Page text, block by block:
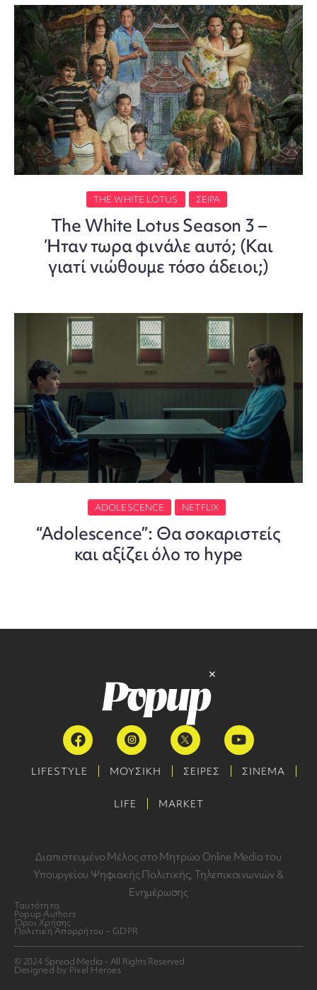
THE WHITE LOTUS ΣΕΙΡΑ
The White Lotus Season 3 –
Ήταν τωρα φινάλε αυτό; (Και
γιατί νιώθουμε τόσο άδειοι;)
ADOLESCENCE NETFLIX
“Adolescence”: Θα σοκαριστείς
και αξίζει όλο το hype
LIFESTYLE ΜΟΥΣΙΚΗ ΣΕΙΡΕΣ ΣΙΝΕΜΑ
LIFE MARKET
Διαπιστευμένο Μέλος στο Μητρώο Online Media του
Υπουργείου Ψηφιακής Πολιτικής, Τηλεπικοινωνιών &
Ενημέρωσης
Ταυτότητα
Popup Authors
Όροι Χρήσης
Πολιτική Απορρήτου – GDPR
© 2024 Spread Media - All Rights Reserved
Designed by Pixel Heroes